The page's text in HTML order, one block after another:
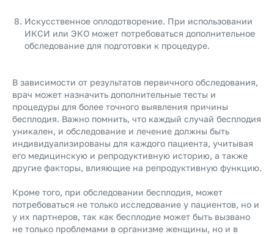
Искусственное оплодотворение. При использовании
ИКСИ или ЭКО может потребоваться дополнительное
обследование для подготовки к процедуре.
В зависимости от результатов первичного обследования,
врач может назначить дополнительные тесты и
процедуры для более точного выявления причины
бесплодия. Важно помнить, что каждый случай бесплодия
уникален, и обследование и лечение должны быть
индивидуализированы для каждого пациента, учитывая
его медицинскую и репродуктивную историю, а также
другие факторы, влияющие на репродуктивную функцию.
Кроме того, при обследовании бесплодия, может
потребоваться не только исследование у пациентов, но и
у их партнеров, так как бесплодие может быть вызвано
не только проблемами в организме женщины, но и в